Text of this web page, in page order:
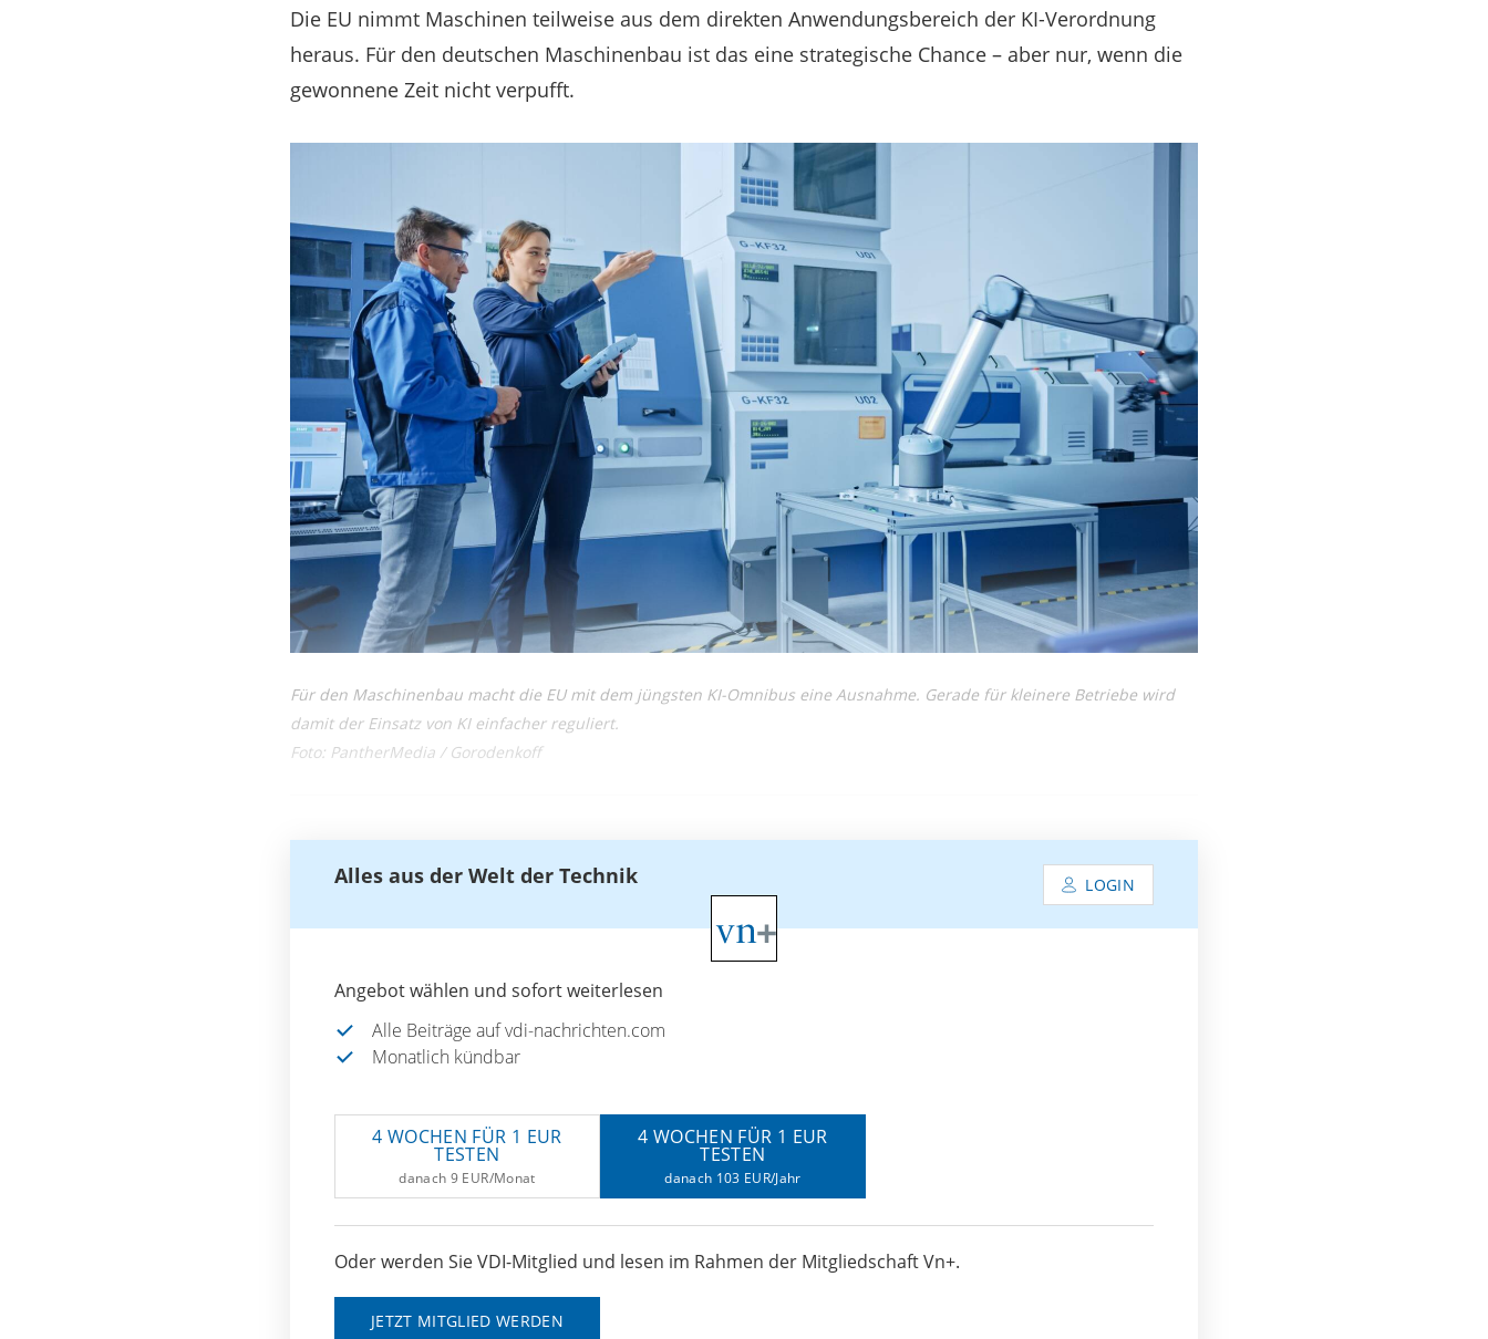
Die EU nimmt Maschinen teilweise aus dem direkten Anwendungsbereich der KI-Verordnung
heraus. Für den deutschen Maschinenbau ist das eine strategische Chance – aber nur, wenn die
gewonnene Zeit nicht verpufft.
Für den Maschinenbau macht die EU mit dem jüngsten KI-Omnibus eine Ausnahme. Gerade für kleinere Betriebe wird
damit der Einsatz von KI einfacher reguliert.
Foto: PantherMedia / Gorodenkoff
Alles aus der Welt der Technik LOGIN
Angebot wählen und sofort weiterlesen
Alle Beiträge auf vdi-nachrichten.com
Monatlich kündbar
4 WOCHEN FÜR 1 EUR
TESTEN
danach 9 EUR/Monat
4 WOCHEN FÜR 1 EUR
TESTEN
danach 103 EUR/Jahr
Oder werden Sie VDI-Mitglied und lesen im Rahmen der Mitgliedschaft Vn+.
JETZT MITGLIED WERDEN